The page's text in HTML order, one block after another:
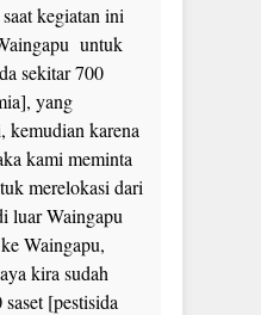
kegiatan ini
untuk
sekitar 700
yang
kemudian karena
kami meminta
merelokasi dari
luar Waingapu
Waingapu,
kira sudah
[pestisida